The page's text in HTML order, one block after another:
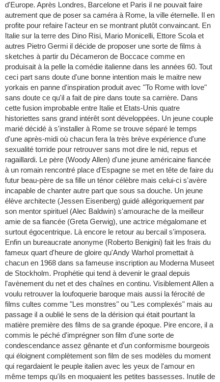
d'Europe. Après Londres, Barcelone et Paris il ne pouvait faire
autrement que de poser sa caméra à Rome, la ville éternelle. Il en
profite pour refaire l'acteur en se montrant plutôt convaincant. En
Italie sur la terre des Dino Risi, Mario Monicelli, Ettore Scola et
autres Pietro Germi il décide de proposer une sorte de films à
sketches à partir du Décameron de Boccace comme en
produisait à la pelle la comédie italienne dans les années 60. Tout
ceci part sans doute d'une bonne intention mais le maitre new
yorkais en panne d'inspiration produit avec "To Rome with love"
sans doute ce qu'il a fait de pire dans toute sa carrière. Dans
cette fusion improbable entre Italie et Etats-Unis quatre
historiettes sans grand intérêt sont développées. Un jeune couple
marié décidé à s'installer à Rome se trouve séparé le temps
d'une après-midi où chacun fera la très brève expérience d'une
sexualité torride pour retrouver sans mot dire le nid, repus et
ragaillardi. Le père (Woody Allen) d'une jeune américaine fiancée
à un romain rencontré place d'Espagne se met en tête de faire du
futur beau-père de sa fille un ténor célèbre mais celui-ci s'avère
incapable de chanter autre part que sous sa douche. Un jeune
élève architecte (Jessen Eisenberg) guidé allégoriquement par
son mentor spirituel (Alec Baldwin) s'amourache de la meilleur
amie de sa fiancée (Greta Gerwig), une actrice mégalomane et
surtout égocentrique. Là encore le retour au bercail s'imposera.
Enfin un bureaucrate anonyme (Roberto Benigini) fait les frais du
fameux quart d'heure de gloire qu'Andy Warhol promettait à
chacun en 1968 dans sa fameuse inscription au Moderna Museet
de Stockholm. Prophétie qui tend à devenir le graal depuis
l'avènement du net et des chaînes en continu. Visiblement Allen a
voulu retrouver la loufoquerie baroque mais aussi la férocité de
films cultes comme "Les monstres" ou "Les complexés" mais au
passage il a oublié le sens de la dérision qui était pourtant la
matière première des films de sa grande époque. Pire encore, il a
commis le péché d'imprégner son film d'une sorte de
condescendance assez gênante et d'un conformisme bourgeois
qui éloignent complètement son film de ses modèles du moment
qui regardaient le peuple italien avec les yeux de l'amour en
même temps qu'ils en moquaient les petites bassesses. Inutile de